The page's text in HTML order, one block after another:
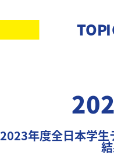
2023年度全日本学